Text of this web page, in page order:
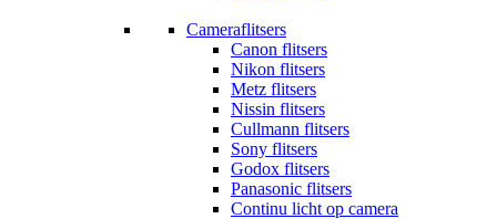
Cameraflitsers
Canon flitsers
Nikon flitsers
Metz flitsers
Nissin flitsers
Cullmann flitsers
Sony flitsers
Godox flitsers
Panasonic flitsers
Continu licht op camera